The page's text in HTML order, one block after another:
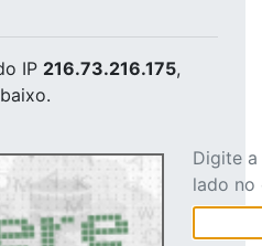
IP 216.73.216.175,
Digite
lado no